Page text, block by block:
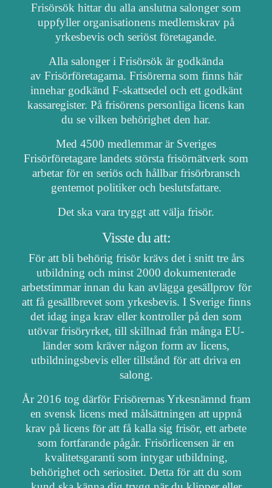
Frisörsök hittar du alla anslutna salonger som
uppfyller organisationens medlemskrav på
yrkesbevis och seriöst företagande.
Alla salonger i Frisörsök är godkända
av Frisörföretagarna. Frisörerna som finns här
innehar godkänd F-skattsedel och ett godkänt
kassaregister. På frisörens personliga licens kan
du se vilken behörighet den har.
Med 4500 medlemmar är Sveriges
Frisörföretagare landets största frisörnätverk som
arbetar för en seriös och hållbar frisörbransch
gentemot politiker och beslutsfattare.
Det ska vara tryggt att välja frisör.
Visste du att:
För att bli behörig frisör krävs det i snitt tre års
utbildning och minst 2000 dokumenterade
arbetstimmar innan du kan avlägga gesällprov för
att få gesällbrevet som yrkesbevis. I Sverige finns
det idag inga krav eller kontroller på den som
utövar frisöryrket, till skillnad från många EU-
länder som kräver någon form av licens,
utbildningsbevis eller tillstånd för att driva en
salong.
År 2016 tog därför Frisörernas Yrkesnämnd fram
en svensk licens med målsättningen att uppnå
krav på licens för att få kalla sig frisör, ett arbete
som fortfarande pågår. Frisörlicensen är en
kvalitetsgaranti som intygar utbildning,
behörighet och seriositet. Detta för att du som